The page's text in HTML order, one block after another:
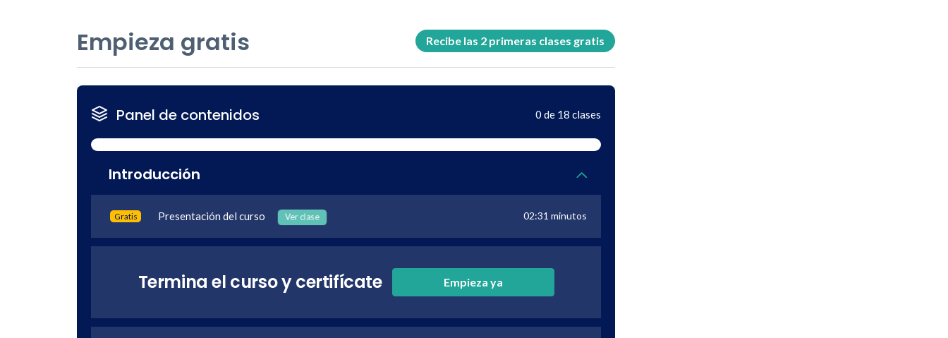
Empieza gratis Recibe las 2 primeras clases gratis
Panel de contenidos 0 de 18 clases
Introducción
Gratis Presentación del curso 02:31 minutos
Ver clase
Termina el curso y certifícate Empieza ya